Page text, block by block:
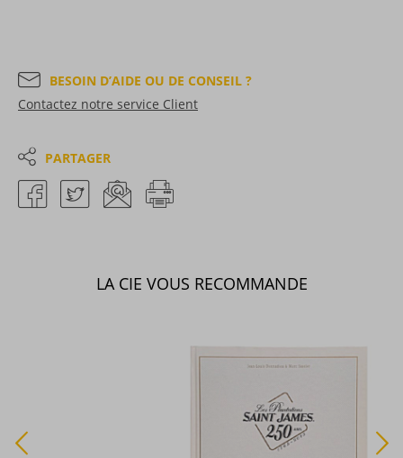
BESOIN D’AIDE OU DE CONSEIL ?
Contactez notre service Client
PARTAGER
LA CIE VOUS RECOMMANDE